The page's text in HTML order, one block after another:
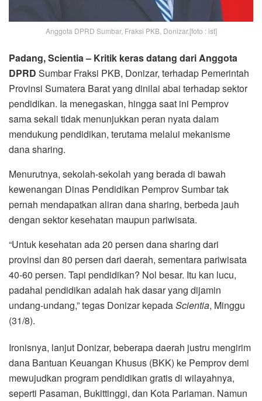
Anggota DPRD Sumbar, Fraksi PKB, Donizar.[foto : ist]
Padang, Scientia – Kritik keras datang dari Anggota
DPRD Sumbar Fraksi PKB, Donizar, terhadap Pemerintah
Provinsi Sumatera Barat yang dinilai abai terhadap sektor
pendidikan. Ia menegaskan, hingga saat ini Pemprov
sama sekali tidak menunjukkan peran nyata dalam
mendukung pendidikan, terutama melalui mekanisme
dana sharing.
Menurutnya, sekolah-sekolah yang berada di bawah
kewenangan Dinas Pendidikan Pemprov Sumbar tak
pernah mendapatkan aliran dana sharing, berbeda jauh
dengan sektor kesehatan maupun pariwisata.
“Untuk kesehatan ada 20 persen dana sharing dari
provinsi dan 80 persen dari daerah, sementara pariwisata
40-60 persen. Tapi pendidikan? Nol besar. Itu kan lucu,
padahal pendidikan adalah hak dasar yang dijamin
undang-undang,” tegas Donizar kepadaScientia, Minggu
(31/8).
Ironisnya, lanjut Donizar, beberapa daerah justru mengirim
dana Bantuan Keuangan Khusus (BKK) ke Pemprov demi
mewujudkan program pendidikan gratis di wilayahnya,
seperti Pasaman, Bukittinggi, dan Kota Pariaman. Namun